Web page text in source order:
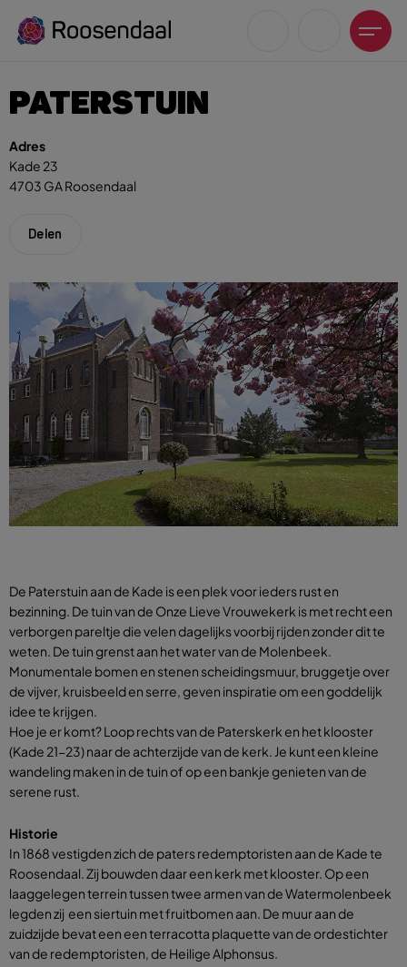
Zoeksuggesties
UITagenda
Fietsen
Winkeltijden en koopzondagen
PATERSTUIN
Adres
Kade 23
4703 GA Roosendaal
Delen
De Paterstuin aan de Kade is een plek voor ieders rust en
bezinning. De tuin van de Onze Lieve Vrouwekerk is met recht een
verborgen pareltje die velen dagelijks voorbij rijden zonder dit te
weten. De tuin grenst aan het water van de Molenbeek.
Monumentale bomen en stenen scheidingsmuur, bruggetje over
de vijver, kruisbeeld en serre, geven inspiratie om een goddelijk
idee te krijgen.
Hoe je er komt? Loop rechts van de Paterskerk en het klooster
(Kade 21-23) naar de achterzijde van de kerk. Je kunt een kleine
wandeling maken in de tuin of op een bankje genieten van de
serene rust.
Historie
In 1868 vestigden zich de paters redemptoristen aan de Kade te
Roosendaal. Zij bouwden daar een kerk met klooster. Op een
laaggelegen terrein tussen twee armen van de Watermolenbeek
legden zij een siertuin met fruitbomen aan. De muur aan de
zuidzijde bevat een een terracotta plaquette van de ordestichter
van de redemptoristen, de Heilige Alphonsus.